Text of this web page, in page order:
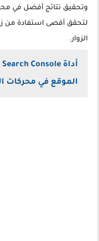
وتحقيق نتائج أفضل في
لتحقق أقصى استفادة من
الزوار.
الموقع في محركات